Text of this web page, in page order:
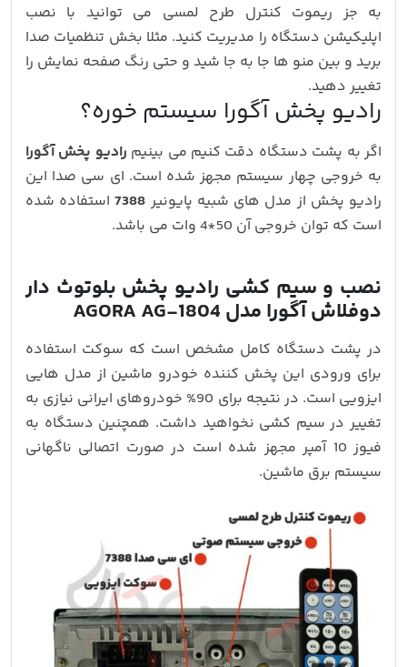
به جز ریموت کنترل طرح لمسی می توانید با نصب
اپلیکیشن دستگاه را مدیریت کنید. مثلا بخش تنظمیات صدا
برید و بین منو ها جا به جا شید و حتی رنگ صفحه نمایش را
تغییر دهید.
رادیو پخش آگورا سیستم خوره؟
اگر به پشت دستگاه دقت کنیم می بینیم رادیو پخش آگورا
به خروجی چهار سیستم مجهز شده است. ای سی صدا این
رادیو پخش از مدل های شبیه پایونیر
استفاده شده
است که توان خروجی آن 50*4 وات می باشد.
نصب و سیم کشی رادیو پخش بلوتوث دار
دوفلاش آگورا مدل AGORA AG-1804
در پشت دستگاه کامل مشخص است که سوکت استفاده
برای ورودی این پخش کننده خودرو ماشین از مدل هایی
ایزویی است. در نتیجه برای 90% خودروهای ایرانی نیازی به
تغییر در سیم کشی نخواهید داشت. همچنین دستگاه به
فیوز 10 آمپر مجهز شده است در صورت اتصالی ناگهانی
سیستم برق ماشین.